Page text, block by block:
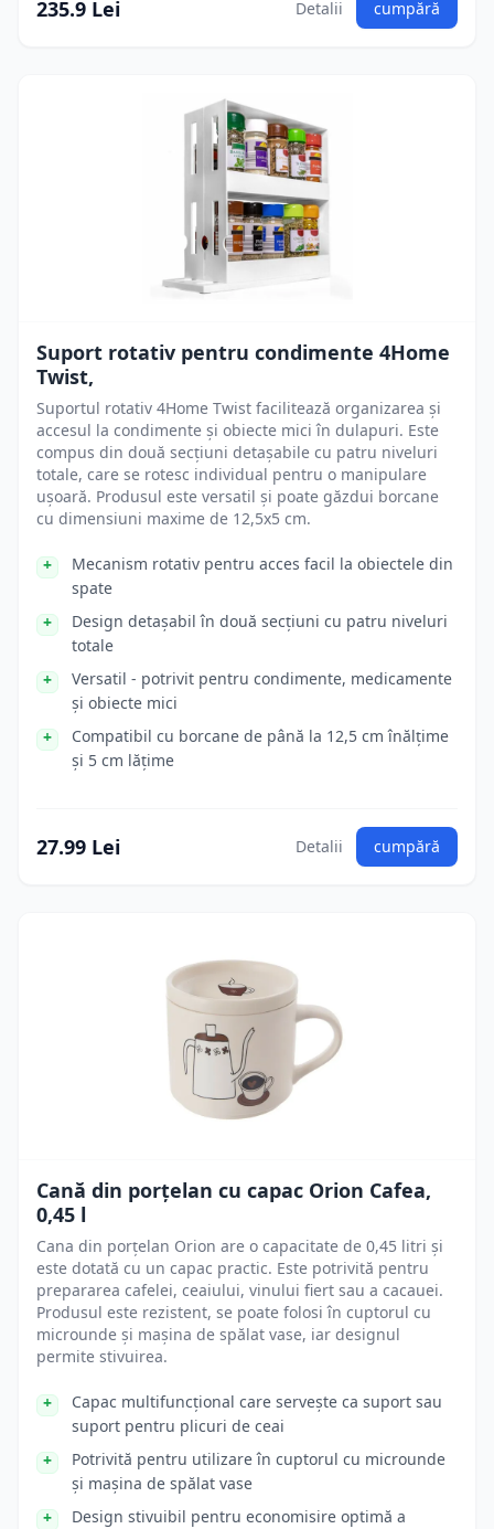
235.9 Lei Detalii cumpără
Suport rotativ pentru condimente 4Home
Twist,
Suportul rotativ 4Home Twist facilitează organizarea și
accesul la condimente și obiecte mici în dulapuri. Este
compus din două secțiuni detașabile cu patru niveluri
totale, care se rotesc individual pentru o manipulare
ușoară. Produsul este versatil și poate găzdui borcane
cu dimensiuni maxime de 12,5x5 cm.
Mecanism rotativ pentru acces facil la obiectele din
spate
Design detașabil în două secțiuni cu patru niveluri
totale
Versatil - potrivit pentru condimente, medicamente
și obiecte mici
Compatibil cu borcane de până la 12,5 cm înălțime
și 5 cm lățime
27.99 Lei Detalii cumpără
Cană din porțelan cu capac Orion Cafea,
0,45 l
Cana din porțelan Orion are o capacitate de 0,45 litri și
este dotată cu un capac practic. Este potrivită pentru
prepararea cafelei, ceaiului, vinului fiert sau a cacauei.
Produsul este rezistent, se poate folosi în cuptorul cu
microunde și mașina de spălat vase, iar designul
permite stivuirea.
Capac multifuncțional care servește ca suport sau
suport pentru plicuri de ceai
Potrivită pentru utilizare în cuptorul cu microunde
și mașina de spălat vase
Design stivuibil pentru economisire optimă a